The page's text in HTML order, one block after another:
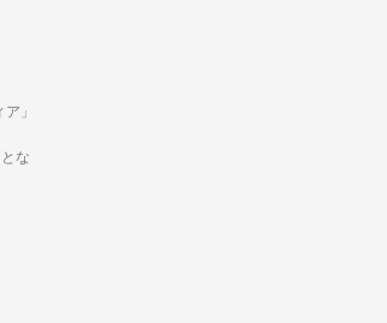
」
な